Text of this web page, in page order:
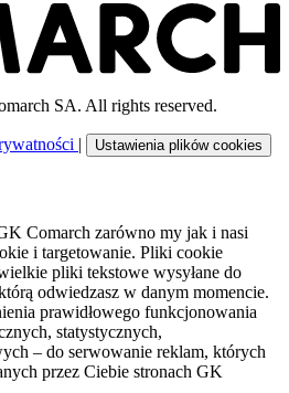
SA. All rights reserved.
| Ustawienia plików cookies
Comarch zarówno my jak i nasi
i targetowanie. Pliki cookie
pliki tekstowe wysyłane do
odwiedzasz w danym momencie.
prawidłowego funkcjonowania
statystycznych,
– do serwowanie reklam, których
przez Ciebie stronach GK